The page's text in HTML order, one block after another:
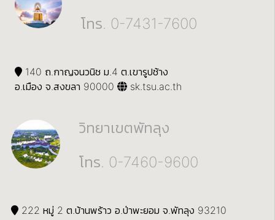
โทร. 0-7431-7600
140 ถ.กาญจนวนิช ม.4 ต.เขารูปช้าง
อ.เมือง จ.สงขลา 90000
sk.tsu.ac.th
วิทยาเขตพัทลุง
โทร. 0-7460-9600
222 หมู่ 2 ต.บ้านพร้าว อ.ป่าพะยอม จ.พัทลุง 93210